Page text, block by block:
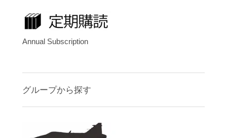
Annual Subscription
グループから探す